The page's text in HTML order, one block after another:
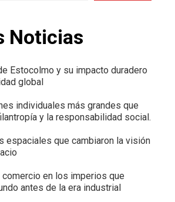
Noticias
Estocolmo y su impacto duradero
global
individuales más grandes que
y la responsabilidad social.
espaciales que cambiaron la visión
en los imperios que
antes de la era industrial